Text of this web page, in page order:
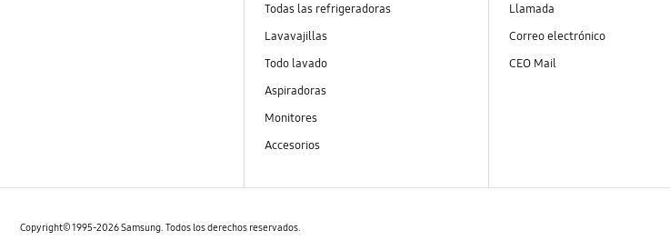
Todas las refrigeradoras
Lavavajillas
Todo lavado
Aspiradoras
Monitores
Accesorios
Llamada
Correo electrónico
CEO Mail
Copyright© 1995-2026 Samsung. Todos los derechos reservados.